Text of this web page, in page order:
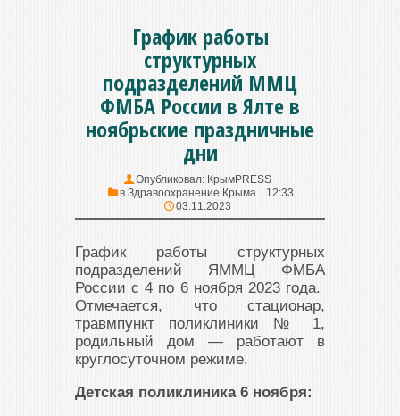
График работы
структурных
подразделений ММЦ
ФМБА России в Ялте в
ноябрьские праздничные
дни
Опубликовал: КрымPRESS
в Здравоохранение Крыма
12:33
03.11.2023
График работы структурных
подразделений ЯММЦ ФМБА
России с 4 по 6 ноября 2023 года.
Отмечается, что стационар,
травмпункт поликлиники № 1,
родильный дом — работают в
круглосуточном режиме.
Детская поликлиника 6 ноября: